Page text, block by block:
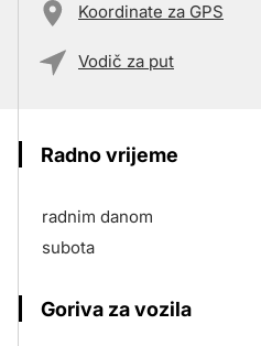
Koordinate za GPS
Vodič za put
Radno vrijeme
radnim danom
subota
Goriva za vozila